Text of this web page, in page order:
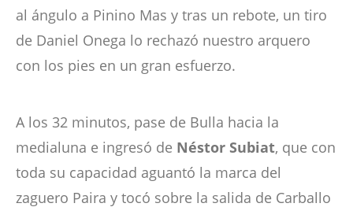
al ángulo a Pinino Mas y tras un rebote, un tiro
de Daniel Onega lo rechazó nuestro arquero
con los pies en un gran esfuerzo.
A los 32 minutos, pase de Bulla hacia la
medialuna e ingresó de Néstor Subiat, que con
toda su capacidad aguantó la marca del
zaguero Paira y tocó sobre la salida de Carballo